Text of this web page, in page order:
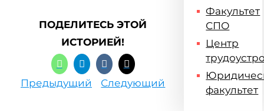
ПОДЕЛИТЕСЬ ЭТОЙ
ИСТОРИЕЙ!
Предыдущий Следующий
Факультет
СПО
Центр
факультет